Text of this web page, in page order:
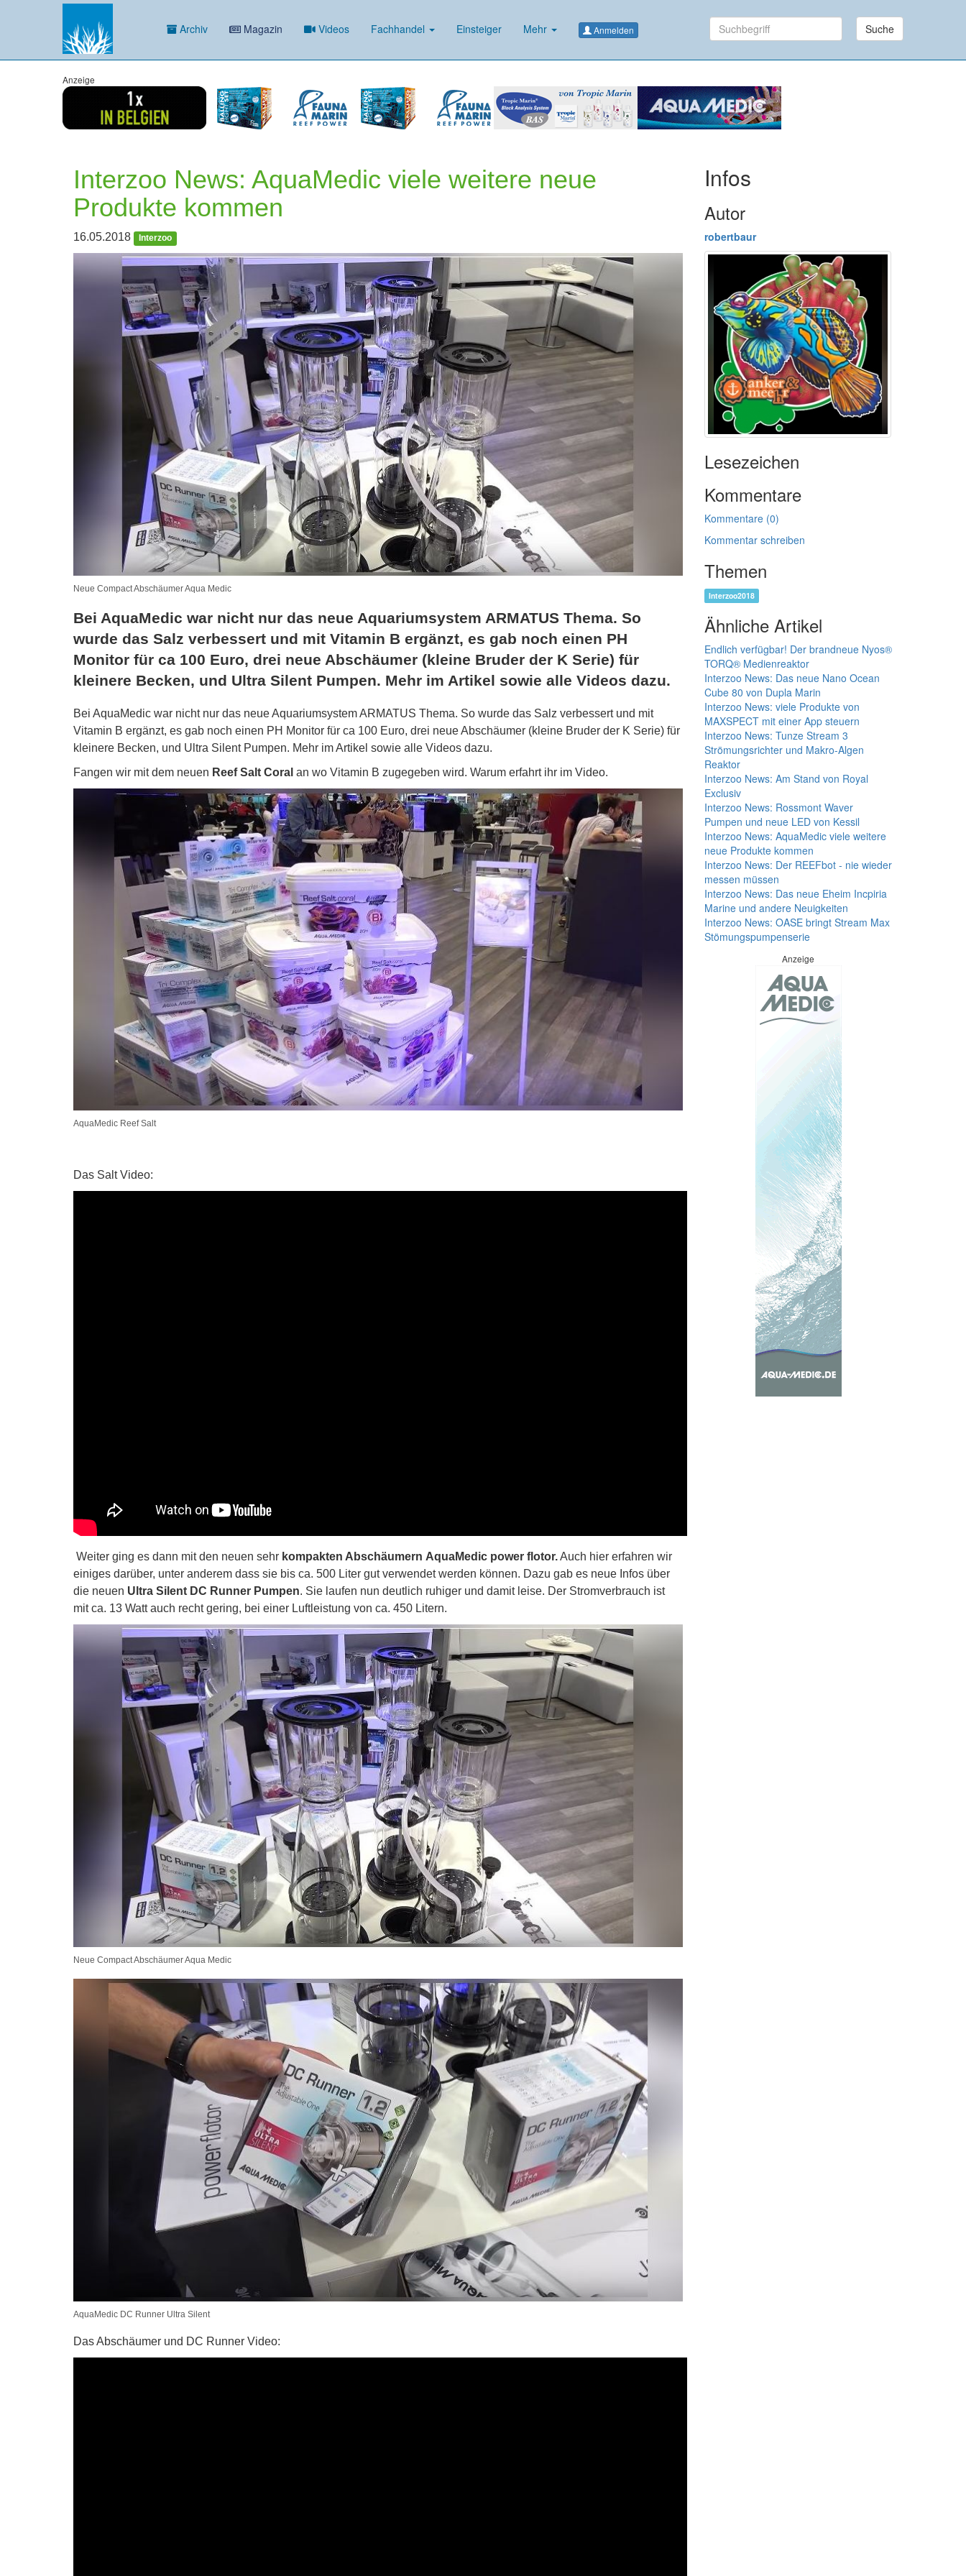
Archiv Magazin Videos Fachhandel Einsteiger Mehr Anmelden Suche
Anzeige
Interzoo News: AquaMedic viele weitere neue
Produkte kommen
16.05.2018 Interzoo
Neue Compact Abschäumer Aqua Medic
Bei AquaMedic war nicht nur das neue Aquariumsystem ARMATUS Thema. So
wurde das Salz verbessert und mit Vitamin B ergänzt, es gab noch einen PH
Monitor für ca 100 Euro, drei neue Abschäumer (kleine Bruder der K Serie) für
kleinere Becken, und Ultra Silent Pumpen. Mehr im Artikel sowie alle Videos dazu.
Bei AquaMedic war nicht nur das neue Aquariumsystem ARMATUS Thema. So wurde das Salz verbessert und mit
Vitamin B ergänzt, es gab noch einen PH Monitor für ca 100 Euro, drei neue Abschäumer (kleine Bruder der K Serie) für
kleinere Becken, und Ultra Silent Pumpen. Mehr im Artikel sowie alle Videos dazu.
Fangen wir mit dem neuen Reef Salt Coral an wo Vitamin B zugegeben wird. Warum erfahrt ihr im Video.
AquaMedic Reef Salt
Das Salt Video:
Weiter ging es dann mit den neuen sehr kompakten Abschäumern AquaMedic power flotor.Auch hier erfahren wir
einiges darüber, unter anderem dass sie bis ca. 500 Liter gut verwendet werden können. Dazu gab es neue Infos über
die neuen Ultra Silent DC Runner Pumpen. Sie laufen nun deutlich ruhiger und damit leise. Der Stromverbrauch ist
mit ca. 13 Watt auch recht gering, bei einer Luftleistung von ca. 450 Litern.
Neue Compact Abschäumer Aqua Medic
AquaMedic DC Runner Ultra Silent
Das Abschäumer und DC Runner Video:
Infos
Autor
robertbaur
Lesezeichen
Kommentare
Kommentare (0)
Kommentar schreiben
Themen
Interzoo2018
Ähnliche Artikel
Endlich verfügbar! Der brandneue Nyos®
TORQ® Medienreaktor
Interzoo News: Das neue Nano Ocean
Cube 80 von Dupla Marin
Interzoo News: viele Produkte von
MAXSPECT mit einer App steuern
Interzoo News: Tunze Stream 3
Strömungsrichter und Makro-Algen
Reaktor
Interzoo News: Am Stand von Royal
Exclusiv
Interzoo News: Rossmont Waver
Pumpen und neue LED von Kessil
Interzoo News: AquaMedic viele weitere
neue Produkte kommen
Interzoo News: Der REEFbot - nie wieder
messen müssen
Interzoo News: Das neue Eheim Incpiria
Marine und andere Neuigkeiten
Interzoo News: OASE bringt Stream Max
Stömungspumpenserie
Anzeige